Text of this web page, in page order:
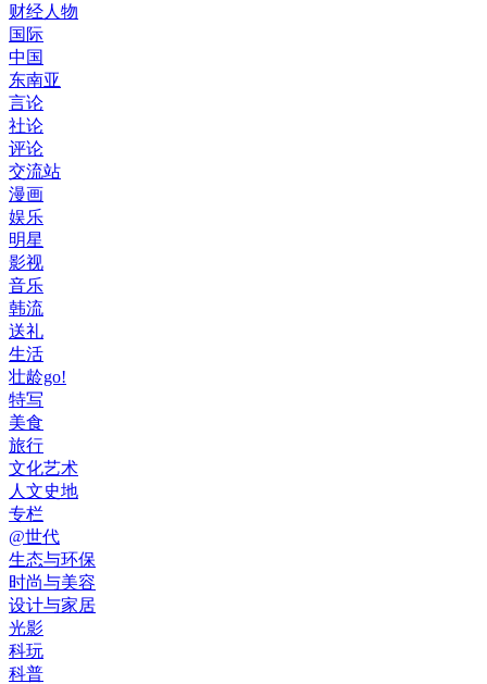
财经人物
国际
中国
东南亚
言论
社论
评论
交流站
漫画
娱乐
明星
影视
音乐
韩流
送礼
生活
壮龄go!
特写
美食
旅行
文化艺术
人文史地
专栏
@世代
生态与环保
时尚与美容
设计与家居
光影
科玩
科普